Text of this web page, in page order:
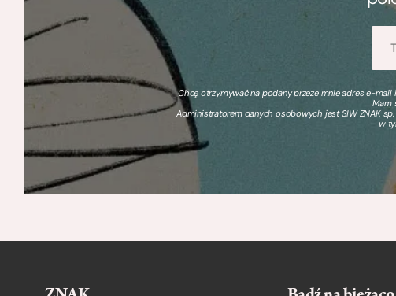
Chcę otrzymywać na podany przeze mnie adres e-
Mam
Administratorem danych osobowych jest SIW ZNAK
w